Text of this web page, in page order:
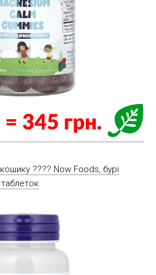
????️ Now Foods, бурі